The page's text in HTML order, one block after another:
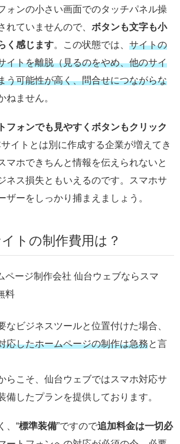
ォンの小さい画面でのタッチパネル操
れていませんので、 ボタンも文字も小
く感じます。この状態では、 サイトの
イトを離脱（見るのをやめ、他のサイ
う可能性が高く、問合せにつながらな
ねません。
フォンでも見やすくボタンもクリック
イトとは別に作成する企業が増えてき
マホできちんと情報を伝えられないと
ネス損失ともいえるのです。スマホサ
ザーをしっかり捕まえましょう。
トの制作費用は？
なビジネスツールと位置付けた場合、
応したホームページの制作は急務と言
らこそ、仙台ウェブではスマホ対応サ
備したプランを提供しております。
、“標準装備”ですので追加料金は一切必